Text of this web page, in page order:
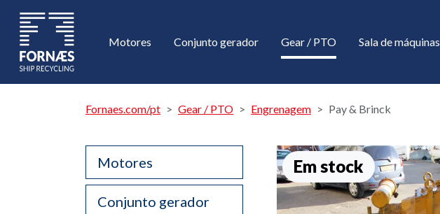
Motores Conjunto gerador Gear / PTO Sala de máquinas
Fornaes.com/pt Gear / PTO Engrenagem Pay & Brinck
Motores
Conjunto gerador
Em stock